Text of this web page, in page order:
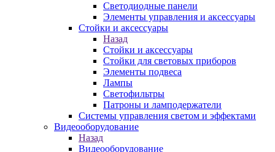
Светодиодные панели
Элементы управления и аксессуары
Стойки и аксессуары
Назад
Стойки и аксессуары
Стойки для световых приборов
Элементы подвеса
Лампы
Светофильтры
Патроны и ламподержатели
Системы управления светом и эффектами
Видеооборудование
Назад
Видеооборудование